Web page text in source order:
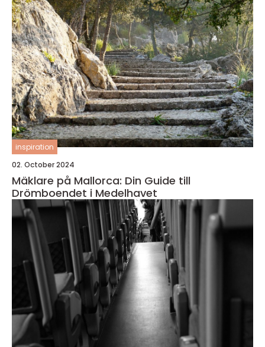
inspiration
02. October 2024
Mäklare på Mallorca: Din Guide till
Drömboendet i Medelhavet